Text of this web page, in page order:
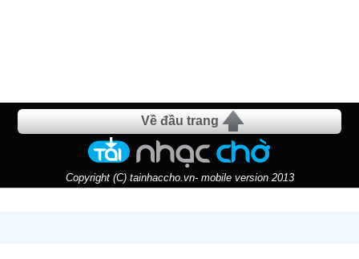
Về đầu trang
Copyright (C) tainhaccho.vn- mobile version 2013